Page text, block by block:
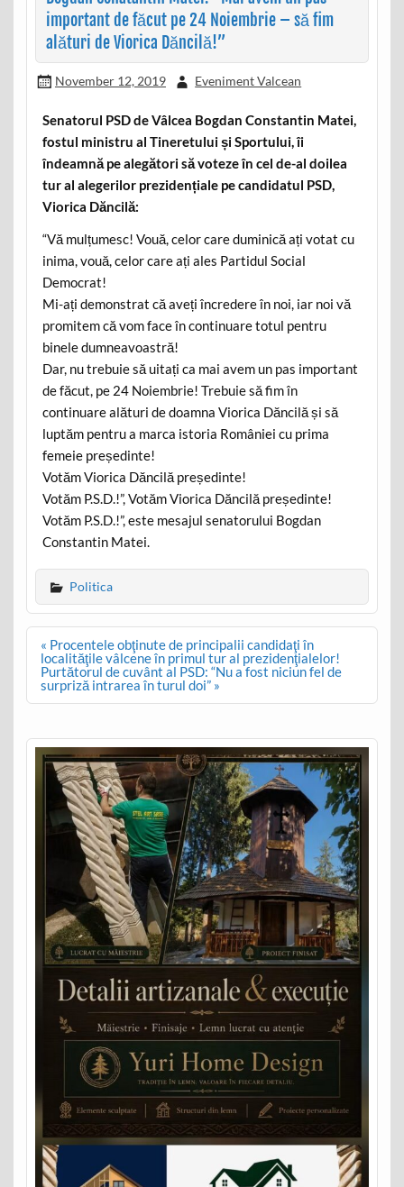
important de făcut pe 24 Noiembrie – să fim
alături de Viorica Dăncilă!”
November 12, 2019 Eveniment Valcean
Senatorul PSD de Vâlcea Bogdan Constantin Matei,
fostul ministru al Tineretului și Sportului, îi
îndeamnă pe alegători să voteze în cel de-al doilea
tur al alegerilor prezidențiale pe candidatul PSD,
Viorica Dăncilă:
“Vă mulțumesc! Vouă, celor care duminică ați votat cu
inima, vouă, celor care ați ales Partidul Social
Democrat!
Mi-ați demonstrat că aveți încredere în noi, iar noi vă
promitem că vom face în continuare totul pentru
binele dumneavoastră!
Dar, nu trebuie să uitați ca mai avem un pas important
de făcut, pe 24 Noiembrie! Trebuie să fim în
continuare alături de doamna Viorica Dăncilă și să
luptăm pentru a marca istoria României cu prima
femeie președinte!
Votăm Viorica Dăncilă președinte!
Votăm P.S.D.!”, Votăm Viorica Dăncilă președinte!
Votăm P.S.D.!”, este mesajul senatorului Bogdan
Constantin Matei.
Politica
Post
navigation
« Procentele obţinute de principalii candidaţi în
localităţile vâlcene în primul tur al prezidenţialelor!
Purtătorul de cuvânt al PSD: “Nu a fost niciun fel de
surpriză intrarea în turul doi” »